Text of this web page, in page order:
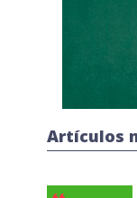
Artículos